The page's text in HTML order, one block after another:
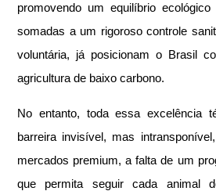
promovendo um equilíbrio
somadas a um rigoroso controle
voluntária, já posicionam o Brasil
agricultura de baixo carbono.
No entanto, toda essa excelência
barreira invisível, mas
mercados premium, a falta de um
que permita seguir cada animal